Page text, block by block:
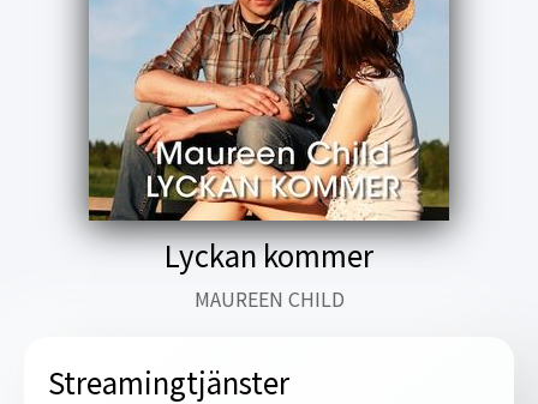
Lyckan kommer
MAUREEN CHILD
Streamingtjänster